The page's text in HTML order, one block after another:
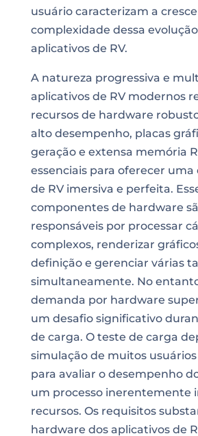
usuário caracterizam a
complexidade dessa
aplicativos de RV.
A natureza progressiva e
aplicativos de RV modernos
recursos de hardware
alto desempenho, placas
geração e extensa memória
essenciais para oferecer uma
de RV imersiva e perfeita.
componentes de hardware
responsáveis por processar
complexos, renderizar
definição e gerenciar várias
simultaneamente. No
demanda por hardware
um desafio significativo
de carga. O teste de carga
simulação de muitos
para avaliar o desempenho
um processo inerentemente
recursos. Os requisitos
hardware dos aplicativos de